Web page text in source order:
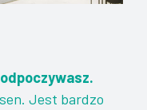
Jest bardzo